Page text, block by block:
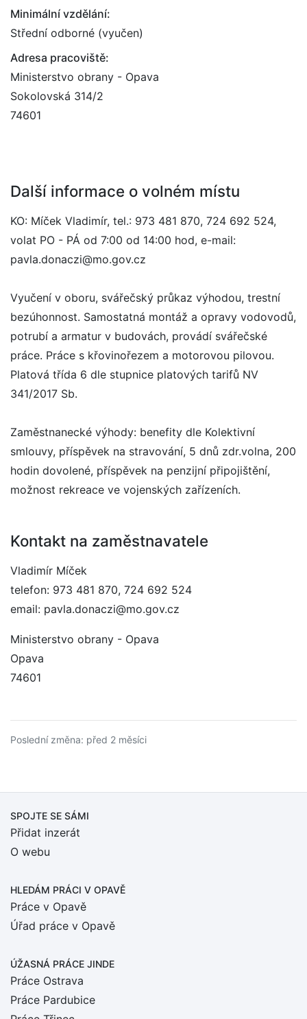
Minimální vzdělání:
Střední odborné (vyučen)
Adresa pracoviště:
Ministerstvo obrany - Opava
Sokolovská 314/2
74601
Další informace o volném místu
KO: Míček Vladimír, tel.: 973 481 870, 724 692 524,
volat PO - PÁ od 7:00 od 14:00 hod, e-mail:
pavla.donaczi@mo.gov.cz
Vyučení v oboru, svářečský průkaz výhodou, trestní
bezúhonnost. Samostatná montáž a opravy vodovodů,
potrubí a armatur v budovách, provádí svářečské
práce. Práce s křovinořezem a motorovou pilovou.
Platová třída 6 dle stupnice platových tarifů NV
341/2017 Sb.
Zaměstnanecké výhody: benefity dle Kolektivní
smlouvy, příspěvek na stravování, 5 dnů zdr.volna, 200
hodin dovolené, příspěvek na penzijní připojištění,
možnost rekreace ve vojenských zařízeních.
Kontakt na zaměstnavatele
Vladimír Míček
telefon: 973 481 870, 724 692 524
email: pavla.donaczi@mo.gov.cz
Ministerstvo obrany - Opava
Opava
74601
Poslední změna: před 2 měsíci
SPOJTE SE SÁMI
Přidat inzerát
O webu
HLEDÁM PRÁCI V OPAVĚ
Práce v Opavě
Úřad práce v Opavě
ÚŽASNÁ PRÁCE JINDE
Práce Ostrava
Práce Pardubice